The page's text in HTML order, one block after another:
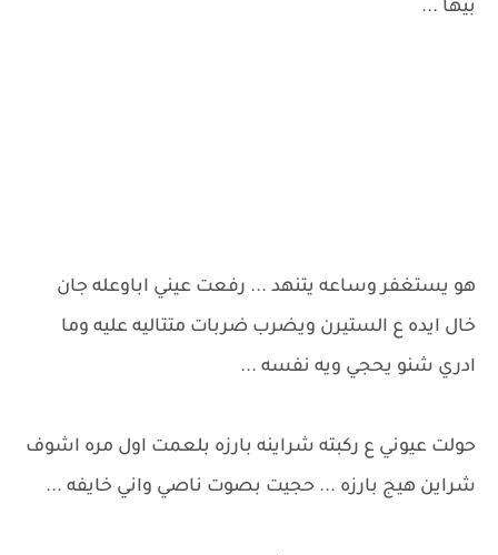
بيها ...
هو يستغفر وساعه يتنهد ... رفعت عيني اباوعله جان
خال ايده ع الستيرن ويضرب ضربات متتاليه عليه وما
ادري شنو يحجي ويه نفسه ...
حولت عيوني ع ركبته شراينه بارزه بلعمت اول مره اشوف
شراين هيج بارزه ... حجيت بصوت ناصي واني خايفه ...